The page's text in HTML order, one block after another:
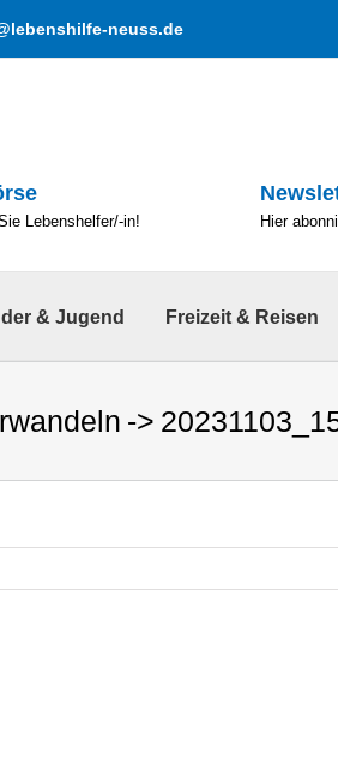
neuss.de
Lebenshelfer/-in! Hier
& Jugend Freizeit & Reisen